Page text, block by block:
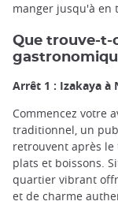
manger jusqu'à en
Que trouve-t-
Arrêt 1 : Izakaya à
Commencez votre
traditionnel, un
retrouvent après
plats et boissons.
quartier vibrant
et de charme